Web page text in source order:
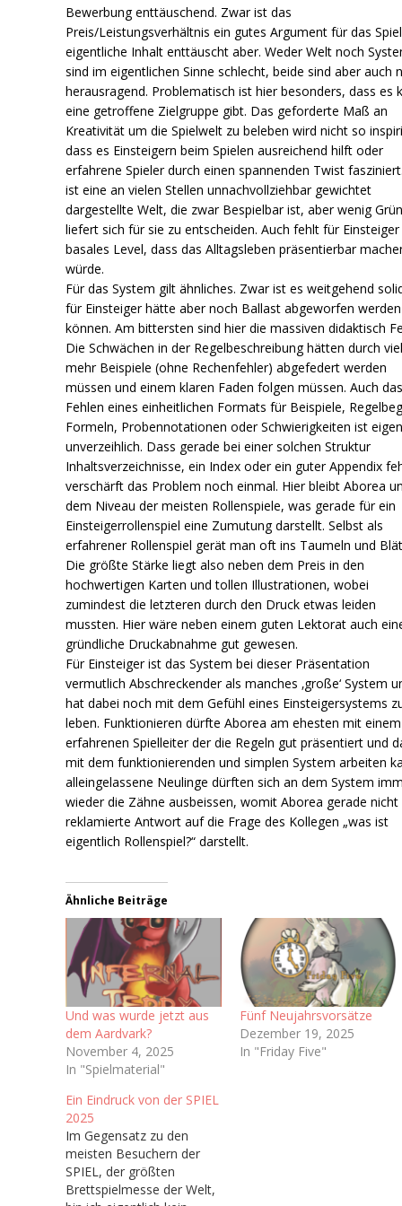
Bewerbung enttäuschend. Zwar ist das
Preis/Leistungsverhältnis ein gutes Argument für das
eigentliche Inhalt enttäuscht aber. Weder Welt noch
sind im eigentlichen Sinne schlecht, beide sind aber auch
herausragend. Problematisch ist hier besonders, dass es
eine getroffene Zielgruppe gibt. Das geforderte Maß an
Kreativität um die Spielwelt zu beleben wird nicht so
dass es Einsteigern beim Spielen ausreichend hilft oder
erfahrene Spieler durch einen spannenden Twist
ist eine an vielen Stellen unnachvollziehbar gewichtet
dargestellte Welt, die zwar Bespielbar ist, aber wenig
liefert sich für sie zu entscheiden. Auch fehlt für
basales Level, dass das Alltagsleben präsentierbar
würde.
Für das System gilt ähnliches. Zwar ist es weitgehend
für Einsteiger hätte aber noch Ballast abgeworfen werden
können. Am bittersten sind hier die massiven didaktisch
Die Schwächen in der Regelbeschreibung hätten durch
mehr Beispiele (ohne Rechenfehler) abgefedert werden
müssen und einem klaren Faden folgen müssen. Auch
Fehlen eines einheitlichen Formats für Beispiele,
Formeln, Probennotationen oder Schwierigkeiten ist
unverzeihlich. Dass gerade bei einer solchen Struktur
Inhaltsverzeichnisse, ein Index oder ein guter Appendix
verschärft das Problem noch einmal. Hier bleibt Aborea
dem Niveau der meisten Rollenspiele, was gerade für ein
Einsteigerrollenspiel eine Zumutung darstellt. Selbst als
erfahrener Rollenspiel gerät man oft ins Taumeln und
Die größte Stärke liegt also neben dem Preis in den
hochwertigen Karten und tollen Illustrationen, wobei
zumindest die letzteren durch den Druck etwas leiden
mussten. Hier wäre neben einem guten Lektorat auch
gründliche Druckabnahme gut gewesen.
Für Einsteiger ist das System bei dieser Präsentation
vermutlich Abschreckender als manches ‚große‘ System
hat dabei noch mit dem Gefühl eines Einsteigersystems
leben. Funktionieren dürfte Aborea am ehesten mit einem
erfahrenen Spielleiter der die Regeln gut präsentiert und
mit dem funktionierenden und simplen System arbeiten
alleingelassene Neulinge dürften sich an dem System
wieder die Zähne ausbeissen, womit Aborea gerade nicht
reklamierte Antwort auf die Frage des Kollegen „was ist
eigentlich Rollenspiel?“ darstellt.
Ähnliche Beiträge
Und was wurde jetzt aus
dem Aardvark?
November 4, 2025
In "Spielmaterial"
Fünf Neujahrsvorsätze
Dezember 19, 2025
In "Friday Five"
Ein Eindruck von der SPIEL
2025
Im Gegensatz zu den
meisten Besuchern der
SPIEL, der größten
Brettspielmesse der Welt,